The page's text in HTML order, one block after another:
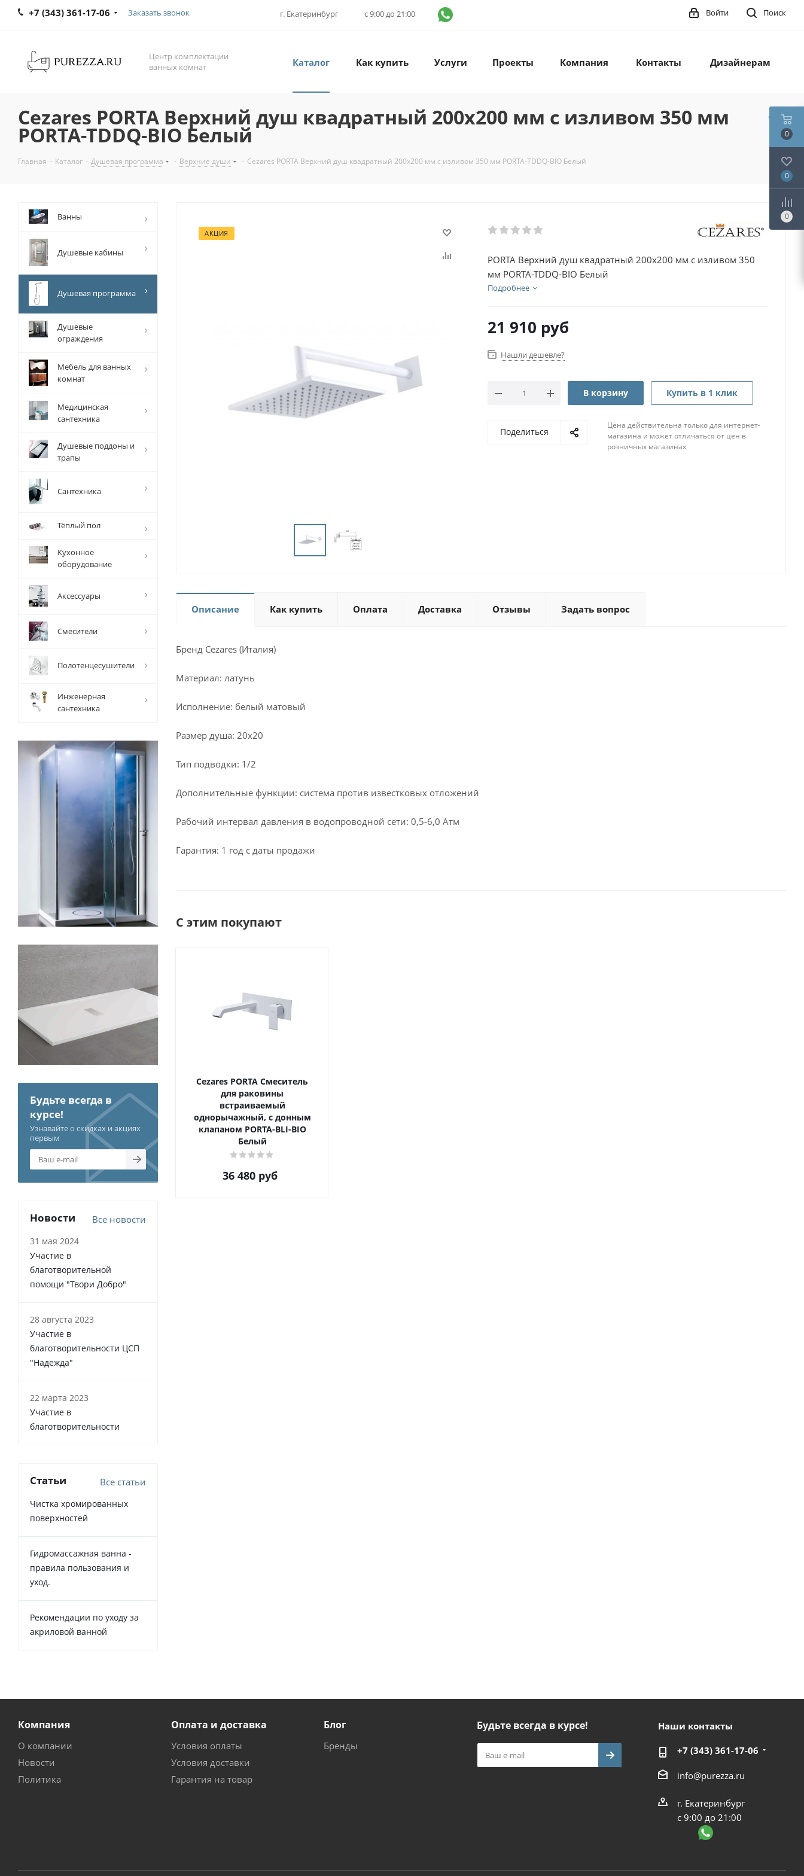
+7 (343) 361-17-06 Заказать звонок г. Екатеринбург с 9:00 до 21:00 Поиск
Войти
Центр комплектации
ванных комнат
Каталог Как купить Услуги Проекты Компания Контакты Дизайнерам
Cezares PORTA Верхний душ квадратный 200x200 мм с изливом 350 мм
PORTA-TDDQ-BIO Белый
Главная - Каталог - Душевая программа - Верхние души - Cezares PORTA Верхний душ квадратный 200x200 мм с изливом 350 мм PORTA-TDDQ-BIO Белый
АКЦИЯ
PORTA Верхний душ квадратный 200x200 мм с изливом 350
мм PORTA-TDDQ-BIO Белый
Подробнее
21 910 руб
Нашли дешевле?
В корзину Купить в 1 клик
Поделиться
Цена действительна только для интернет-
магазина и может отличаться от цен в
розничных магазинах
Описание Как купить Оплата Доставка Отзывы Задать вопрос
Бренд Cezares (Италия)
Материал: латунь
Исполнение: белый матовый
Размер душа: 20х20
Тип подводки: 1/2
Дополнительные функции: система против известковых отложений
Рабочий интервал давления в водопроводной сети: 0,5-6,0 Атм
Гарантия: 1 год с даты продажи
С этим покупают
Cezares PORTA Смеситель
для раковины
встраиваемый
однорычажный, с донным
клапаном PORTA-BLI-BIO
Белый
36 480 руб
Ванны
Душевые кабины
Душевая программа
Душевые
ограждения
Мебель для ванных
комнат
Медицинская
сантехника
Душевые поддоны и
трапы
Сантехника
Тёплый пол
Кухонное
оборудование
Аксессуары
Смесители
Полотенцесушители
Инженерная
сантехника
Будьте всегда в
курсе!
Узнавайте о скидках и акциях
первым
Новости Все новости
31 мая 2024
Участие в
благотворительной
помощи "Твори Добро"
28 августа 2023
Участие в
благотворительности ЦСП
"Надежда"
22 марта 2023
Участие в
благотворительности
Статьи Все статьи
Чистка хромированных
поверхностей
Гидромассажная ванна -
правила пользования и
уход.
Рекомендации по уходу за
акриловой ванной
Компания
О компании
Новости
Политика
Оплата и доставка
Условия оплаты
Условия доставки
Гарантия на товар
Блог
Бренды
Будьте всегда в курсе! Наши контакты
+7 (343) 361-17-06
info@purezza.ru
г. Екатеринбург
с 9:00 до 21:00
0
0
0